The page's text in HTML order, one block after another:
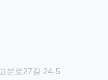
분로27길 24-5